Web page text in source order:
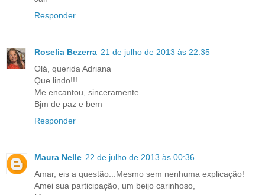
Responder
Roselia Bezerra 21 de julho de 2013 às 22:35
Olá, querida Adriana
Que lindo!!!
Me encantou, sinceramente...
Bjm de paz e bem
Responder
Maura Nelle 22 de julho de 2013 às 00:36
Amar, eis a questão...Mesmo sem nenhuma explicação!
Amei sua participação, um beijo carinhoso,